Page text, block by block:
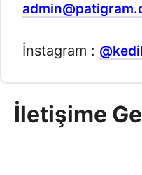
İnstagram :
İletişime